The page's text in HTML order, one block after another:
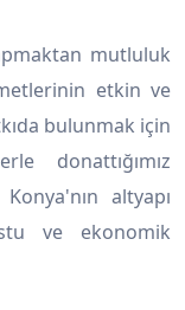
mutluluk
etkin ve
bulunmak için
donattığımız
altyapı
ve ekonomik